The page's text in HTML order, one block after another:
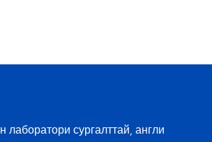
лаборатори сургалттай, англи